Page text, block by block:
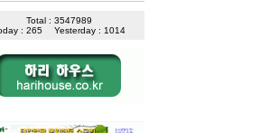
Total : 3547989
: 265
Yesterday : 1014